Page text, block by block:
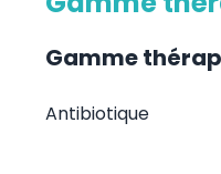
Gamme
Antibiotique